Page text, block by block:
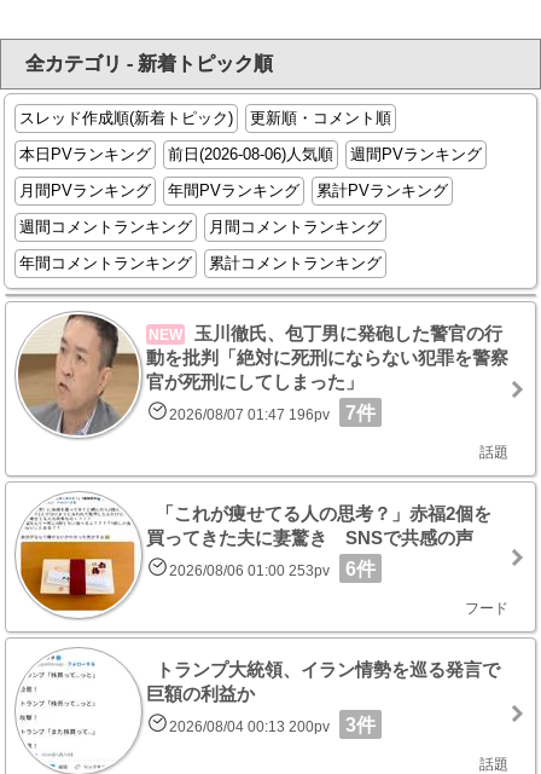
全カテゴリ - 新着トピック順
スレッド作成順(新着トピック)
更新順・コメント順
本日PVランキング
前日(2026-08-06)人気順
週間PVランキング
月間PVランキング
年間PVランキング
累計PVランキング
週間コメントランキング
月間コメントランキング
年間コメントランキング
累計コメントランキング
NEW
玉川徹氏、包丁男に発砲した警官の行
動を批判「絶対に死刑にならない犯罪を警察
官が死刑にしてしまった」
2026/08/07 01:47 196pv 7件
話題
「これが痩せてる人の思考？」赤福2個を
買ってきた夫に妻驚き SNSで共感の声
2026/08/06 01:00 253pv 6件
フード
トランプ大統領、イラン情勢を巡る発言で
巨額の利益か
2026/08/04 00:13 200pv 3件
話題